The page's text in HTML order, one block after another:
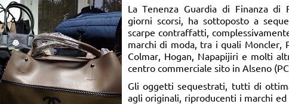
​La Tenenza Guardia di Finanza di
giorni scorsi, ha sottoposto a
scarpe contraffatti,
marchi di moda, tra i quali Moncler,
Colmar, Hogan, Napapijiri e molti
centro commerciale sito in Alseno
Gli oggetti sequestrati, tutti di
agli originali, riproducenti i marchi